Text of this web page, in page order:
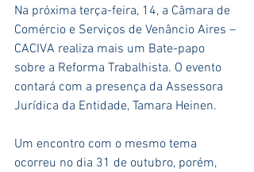
Na próxima terça-feira, 14, a Câmara de
Comércio e Serviços de Venâncio Aires –
CACIVA realiza mais um Bate-papo
sobre a Reforma Trabalhista. O evento
contará com a presença da Assessora
Jurídica da Entidade, Tamara Heinen.
Um encontro com o mesmo tema
ocorreu no dia 31 de outubro, porém,